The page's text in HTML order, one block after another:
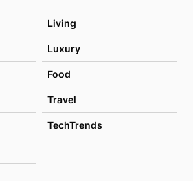
Living
Luxury
Food
Travel
TechTrends